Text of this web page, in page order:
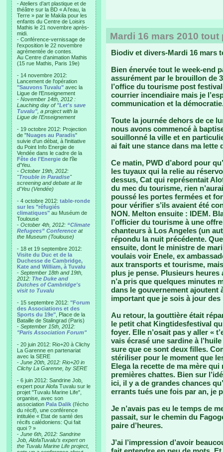
- Ateliers d’art plastique et de
théâtre sur la BD « A l’eau, la
Terre » par le Makila pour les
enfants du Centre de Loisirs
Mathis le 21 novembre après-
midi.
- Conférence-vernissage de
l’exposition le 22 novembre
agrémentée de contes.
Au Centre d’animation Mathis
(15 rue Mathis, Paris 19e)
- 14 novembre 2012:
Lancement de l'opération
"Sauvons Tuvalu" avec la
Ligue de l'Enseignement
- November 14th, 2012 :
Lauching day of "Let's save
Tuvalu", a project with la
Ligue de l'Enseignement
- 19 octobre 2012: Projection
de "Nuages au Paradis"
suivie d'un débat, à l'initiative
du Point Info Energie de
Vendée dans le cadre de la
Fête de l'Energie de l'île
d'Yeu.
- October 19th, 2012:
"Trouble in Paradise"
screening and debate at Ile
d'Yeu (Vendée)
- 4 octobre 2012: table-ronde
sur les "réfugiés
climatiques" au Muséum de
Toulouse
- October 4th, 2012: “Climate
Refugees” Conference at
the Museum (Toulouse)
- 18 et 19 septembre 2012:
Visite du Duc et de la
Duchesse de Cambridge,
Kate and William, à Tuvalu
- September 18th and 19th,
2012: The Duke and
Dutches of Cambridge's
visit to Tuvalu
- 15 septembre 2012: "Forum
des Associations et des
Sports du 19e" , Place de la
Bataille de Stalingrad (Paris)
- September 15th, 2012:
"Paris Association Forum"
- 20 juin 2012: Rio+20 à Clichy
La Garenne en partenariat
avec la SERE
- June 20th, 2012: Rio+20 in
Clichy La Garenne, by SERE
- 6 juin 2012: Sandrine Job,
expert pour Alofa Tuvalu sur le
projet "Tuvalu Marine Life",
organise, avec son
association Pala Dalik (l’écho
du récif), une conférence
intitulée « Etat de santé des
récifs calédoniens: Qui fait
quoi ? »
- June 6th, 2012: Sandrine
Job, AlofaTuvalu’s expert on
the Tuvalu Marine Life project,
Mardi 16 mars 2010
Biodiv et divers-Mardi 16 mars
Bien énervée tout le week-end
assurément par le brouillon de
l’office du tourisme post
courrier incendiaire mais je
communication et la
Toute la journée dehors de ce
nous avons commencé à
souillonné la ville et en
ai fait une stance dans ma lette
Ce matin, PWD d’abord pour
les tuyaux qui la relie au
dessus, Cat qui représentait
du mec du tourisme, rien
poussé les portes fermées et
pour vérifier s’ils avaient été
NON. Melton ensuite : IDEM.
l’officier du tourisme à une
chanteurs à Los Angeles (un
répondu la nuit précédente.
ensuite, dont le ministre de
voulais voir Enele, ex
aux transports et tourisme,
plus je pense. Plusieurs heures
n’a pris que quelques minutes
dans le gouvernement ajoutent
important que je sois à jour
Au retour, la gouttière était
le petit chat Kingtidesfestival
foyer. Elle n’osait pas y aller «
vais écrasé une sardine à
sure que ce sont deux filles.
stériliser pour le moment que
Elega la recette de ma mère
premières chattes. Bien sur
ici, il y a de grandes chances
errants tués une fois par an, je
Je n’avais pas eu le temps de
passait, sur le chemin du
paire d’heures.
J’ai l’impression d’avoir